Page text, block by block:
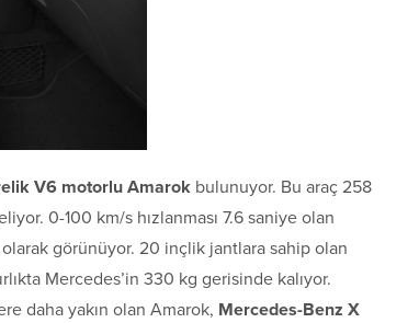
V6 motorlu Amarok bulunuyor. Bu araç 258
0-100 km/s hızlanması 7.6 saniye olan
görünüyor. 20 inçlik jantlara sahip olan
Mercedes’in 330 kg gerisinde kalıyor.
daha yakın olan Amarok, Mercedes-Benz X